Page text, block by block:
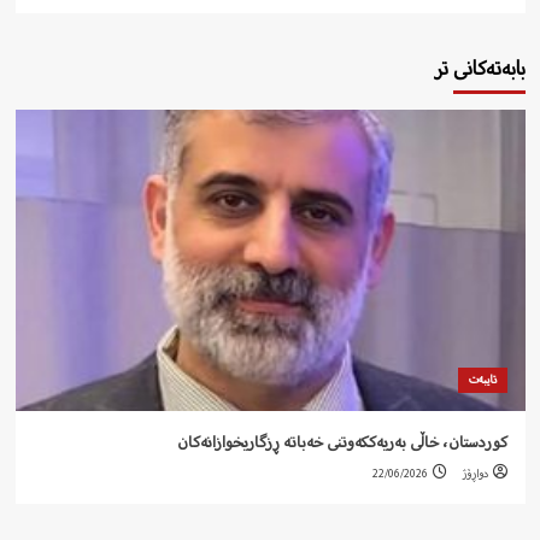
بابەتەکانی تر
تایبەت
کوردستان، خاڵی بەریەککەوتنی خەباتە ڕزگاریخوازانەکان
دواڕۆژ 22/06/2026